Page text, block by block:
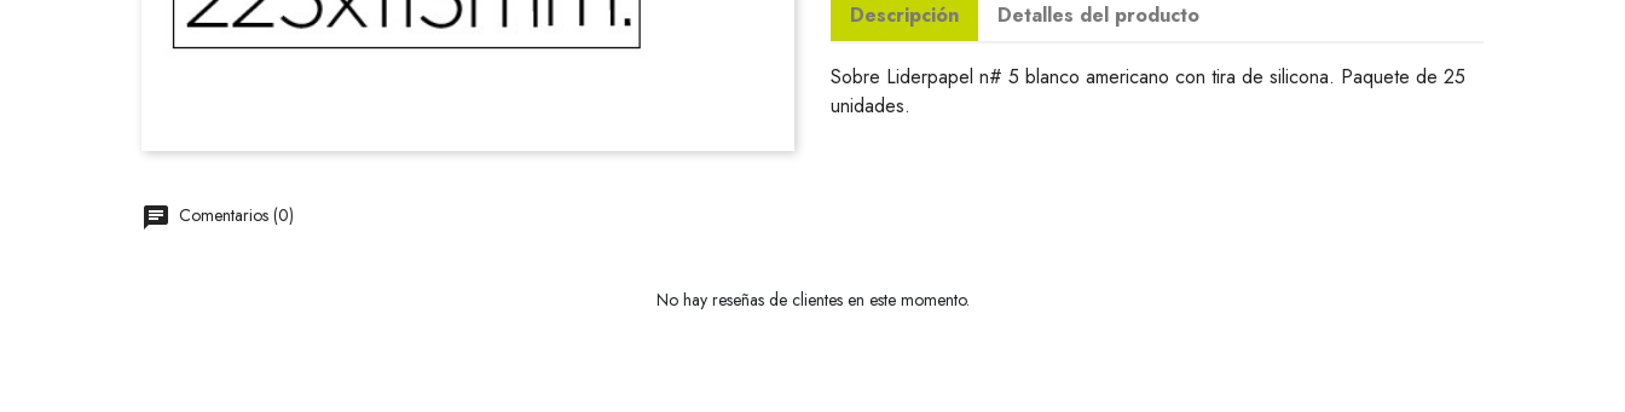
Descripción Detalles del producto
Sobre Liderpapel n# 5 blanco americano con tira de silicona. Paquete de 25
unidades.
Comentarios (0)
No hay reseñas de clientes en este momento.